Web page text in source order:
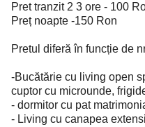
Pret tranzit 2 3 ore - 100
Preț noapte -150 Ron
Pretul diferă în funcție de
-Bucătărie cu living open
cuptor cu microunde,
- dormitor cu pat
- Living cu canapea